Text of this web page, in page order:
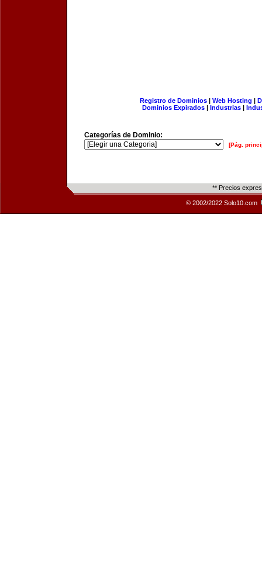
Registro de Dominios| Web Hosting |
Dominios Expirados | Industrias |
Categorías de Dominio:
[Pág.
** Precios
© 2002/2022 Solo10.com